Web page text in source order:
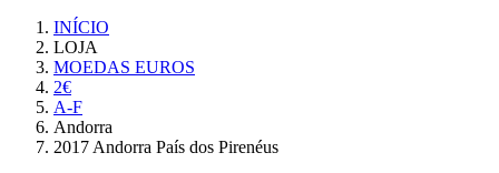
INÍCIO
LOJA
MOEDAS EUROS
2€
A-F
Andorra
2017 Andorra País dos Pirenéus